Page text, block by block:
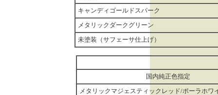
キャンディゴールドスパーク
メタリックダークグリーン
未塗装（サフェーサ仕上げ）
国内純正色指定
メタリックマジェスティックレッド/ポーラホワ